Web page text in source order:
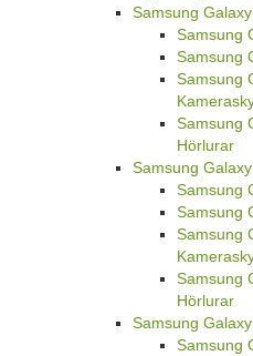
Samsung
Samsung
Samsung
Samsung
Samsung
Hörlurar
Samsung
Samsung
Samsung
Samsung
Samsung
Hörlurar
Samsung
Samsung